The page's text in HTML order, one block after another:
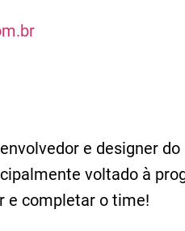
e designer
voltado à
e completar o time!